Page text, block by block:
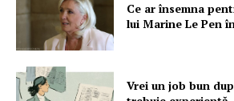
Ce ar însemna
lui Marine Le Pen
Vrei un job bun